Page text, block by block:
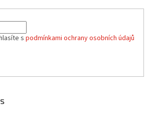
s podmínkami ochrany osobních údajů